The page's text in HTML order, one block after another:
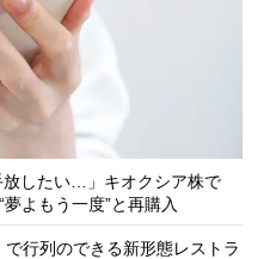
放したい…」キオクシア株で
よもう一度”と再購入
で行列のできる新形態レストラ